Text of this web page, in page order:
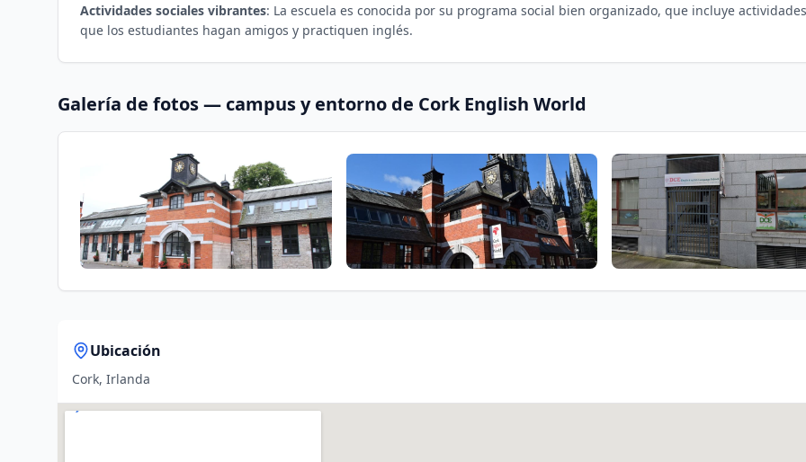
Actividades sociales vibrantes: La escuela es conocida por su programa social bien organizado, que incluye
que los estudiantes hagan amigos y practiquen inglés.
Galería de fotos — campus y entorno de Cork English World
Ubicación
Cork, Irlanda